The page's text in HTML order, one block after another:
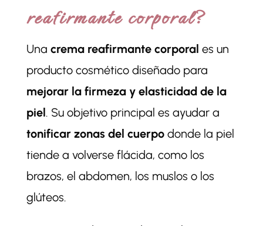
reafirmante corporal?
Una crema reafirmante corporal es un
producto cosmético diseñado para
mejorar la firmeza y elasticidad de la
piel. Su objetivo principal es ayudar a
tonificar zonas del cuerpodonde la piel
tiende a volverse flácida, como los
brazos, el abdomen, los muslos o los
glúteos.